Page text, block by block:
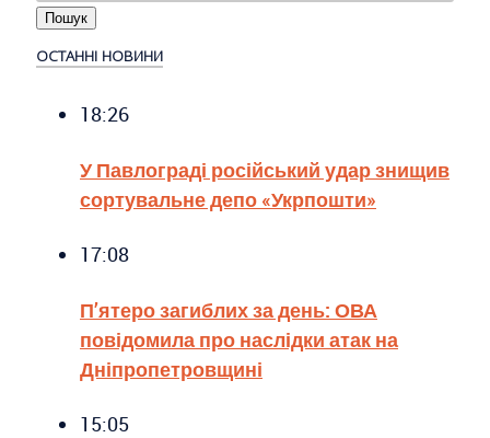
ОСТАННІ НОВИНИ
18:26
У Павлограді російський удар знищив
сортувальне депо «Укрпошти»
17:08
П’ятеро загиблих за день: ОВА
повідомила про наслідки атак на
Дніпропетровщині
15:05